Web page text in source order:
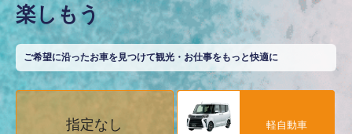
楽しもう
ご希望に沿ったお車を見つけて観光・お仕事をもっと快適に
指定なし 軽自動車